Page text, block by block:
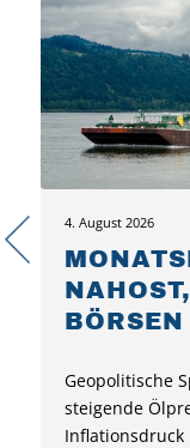
BÖRSEN
Geopolitische
steigende
Inflationsdruck
4. August 2026